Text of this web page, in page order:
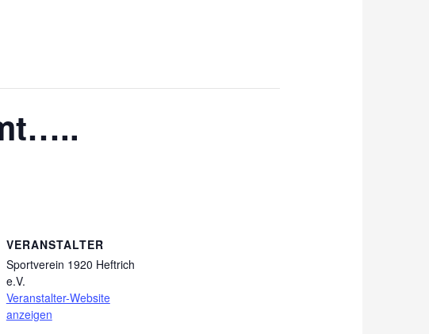
VERANSTALTER
Sportverein 1920 Heftrich
e.V.
Veranstalter-Website
anzeigen